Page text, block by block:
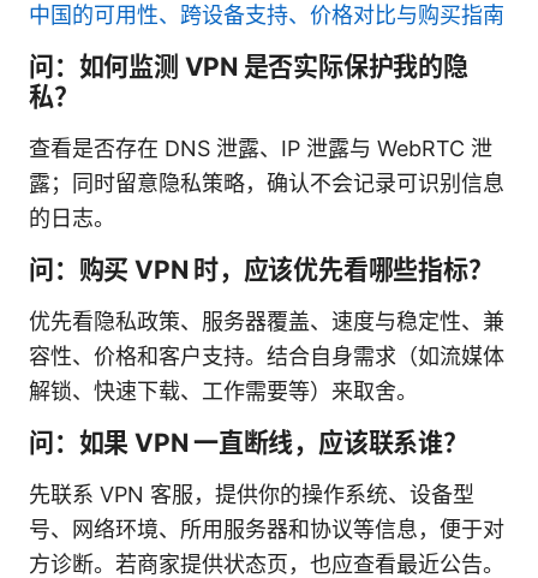
中国的可用性、跨设备支持、价格对比与购买指南
问：如何监测 VPN 是否实际保护我的隐
私？
查看是否存在 DNS 泄露、IP 泄露与 WebRTC 泄
露；同时留意隐私策略，确认不会记录可识别信息
的日志。
问：购买 VPN 时，应该优先看哪些指标？
优先看隐私政策、服务器覆盖、速度与稳定性、兼
容性、价格和客户支持。结合自身需求（如流媒体
解锁、快速下载、工作需要等）来取舍。
问：如果 VPN 一直断线，应该联系谁？
先联系 VPN 客服，提供你的操作系统、设备型
号、网络环境、所用服务器和协议等信息，便于对
方诊断。若商家提供状态页，也应查看最近公告。